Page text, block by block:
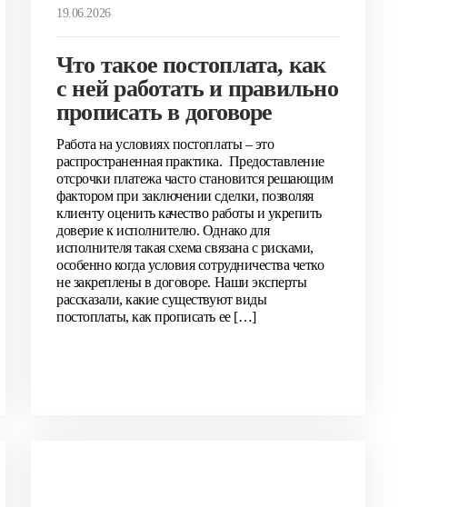
19.06.2026
Что такое постоплата, как
с ней работать и правильно
прописать в договоре
Работа на условиях постоплаты – это
распространенная практика. Предоставление
отсрочки платежа часто становится решающим
фактором при заключении сделки, позволяя
клиенту оценить качество работы и укрепить
доверие к исполнителю. Однако для
исполнителя такая схема связана с рисками,
особенно когда условия сотрудничества четко
не закреплены в договоре. Наши эксперты
рассказали, какие существуют виды
постоплаты, как прописать ее […]